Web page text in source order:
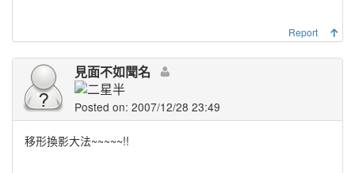
Report
見面不如聞名
Posted on: 2007/12/28 23:49
移形換影大法~~~~~!!